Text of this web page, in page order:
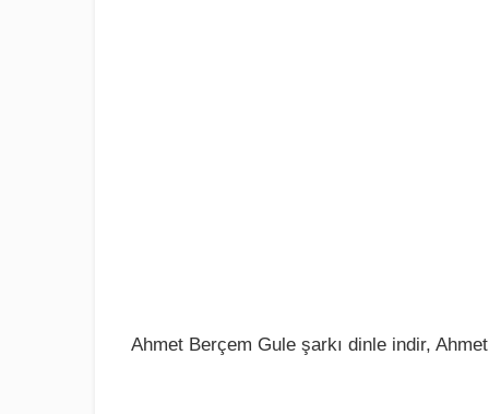
Ahmet Berçem Gule şarkı dinle indir,